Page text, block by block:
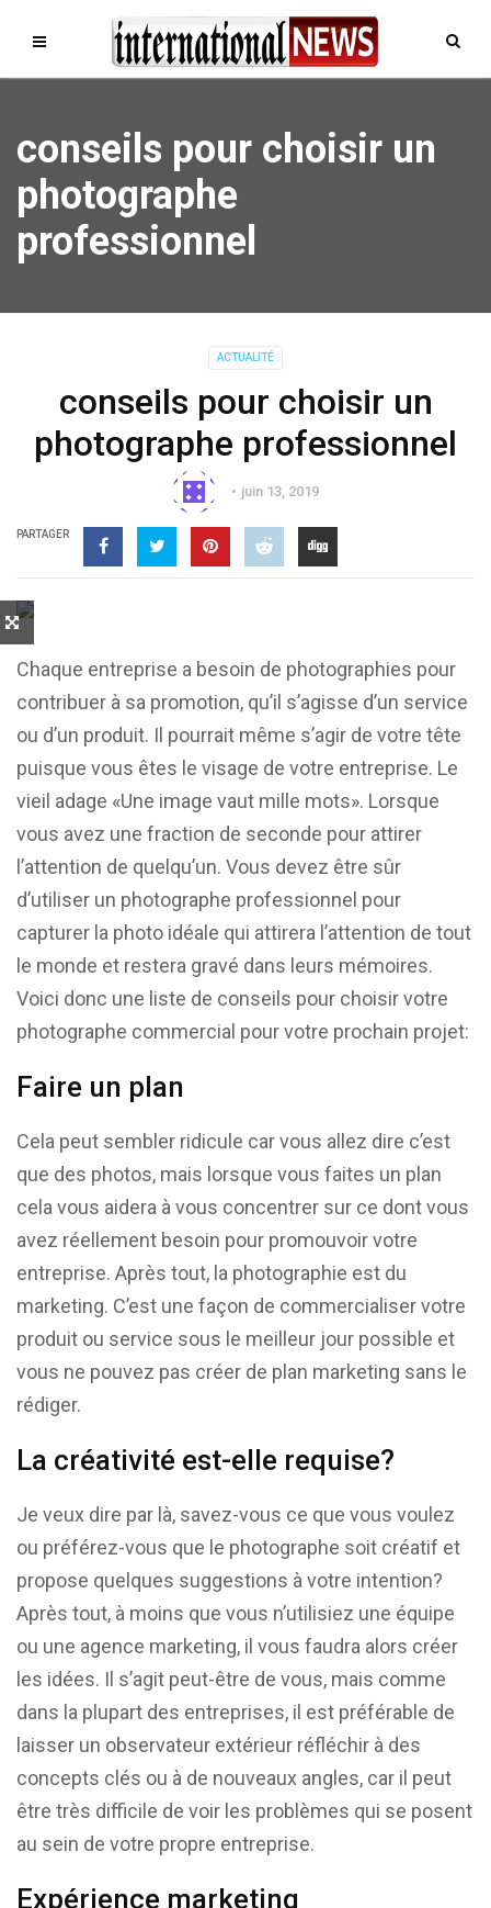
conseils pour choisir un
photographe
professionnel
ACTUALITÉ
conseils pour choisir un
photographe professionnel
juin 13, 2019
PARTAGER
Chaque entreprise a besoin de photographies pour
contribuer à sa promotion, qu’il s’agisse d’un service
ou d’un produit. Il pourrait même s’agir de votre tête
puisque vous êtes le visage de votre entreprise. Le
vieil adage «Une image vaut mille mots». Lorsque
vous avez une fraction de seconde pour attirer
l’attention de quelqu’un. Vous devez être sûr
d’utiliser un photographe professionnel pour
capturer la photo idéale qui attirera l’attention de tout
le monde et restera gravé dans leurs mémoires.
Voici donc une liste de conseils pour choisir votre
photographe commercial pour votre prochain projet:
Faire un plan
Cela peut sembler ridicule car vous allez dire c’est
que des photos, mais lorsque vous faites un plan
cela vous aidera à vous concentrer sur ce dont vous
avez réellement besoin pour promouvoir votre
entreprise. Après tout, la photographie est du
marketing. C’est une façon de commercialiser votre
produit ou service sous le meilleur jour possible et
vous ne pouvez pas créer de plan marketing sans le
rédiger.
La créativité est-elle requise?
Je veux dire par là, savez-vous ce que vous voulez
ou préférez-vous que le photographe soit créatif et
propose quelques suggestions à votre intention?
Après tout, à moins que vous n’utilisiez une équipe
ou une agence marketing, il vous faudra alors créer
les idées. Il s’agit peut-être de vous, mais comme
dans la plupart des entreprises, il est préférable de
laisser un observateur extérieur réfléchir à des
concepts clés ou à de nouveaux angles, car il peut
être très difficile de voir les problèmes qui se posent
au sein de votre propre entreprise.
Expérience marketing